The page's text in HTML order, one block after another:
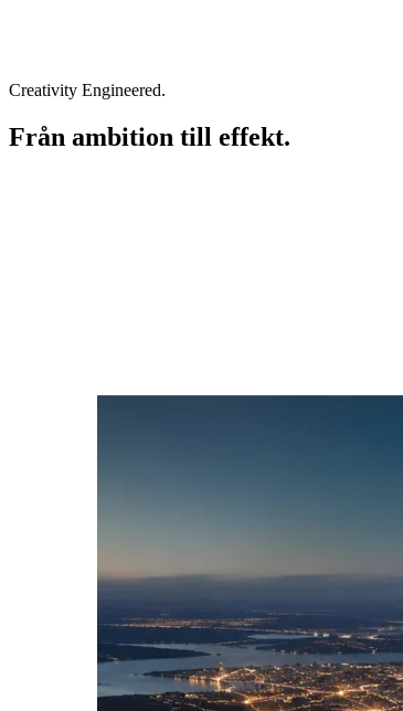
Creativity Engineered.
Från ambition till effekt.